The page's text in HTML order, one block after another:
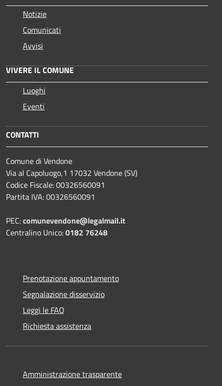
Notizie
Comunicati
Avvisi
VIVERE IL COMUNE
Luoghi
Eventi
CONTATTI
Comune di Vendone
Via al Capoluogo,1 17032 Vendone (SV)
Codice Fiscale: 00326560091
Partita IVA: 00326560091
PEC:comunevendone@legalmail.it
Centralino Unico:0182 76248
Prenotazione appuntamento
Segnalazione disservizio
Leggi le FAQ
Richiesta assistenza
Amministrazione trasparente